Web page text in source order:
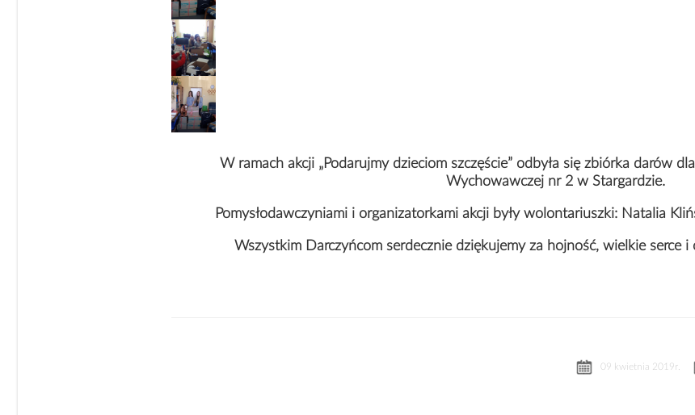
W ramach akcji „Podarujmy dzieciom szczęście” odbyła się zbiórka darów
Wychowawczej nr 2 w Stargardzie.
Pomysłodawczyniami i organizatorkami akcji były wolontariuszki: Natalia
Wszystkim Darczyńcom serdecznie dziękujemy za hojność, wielkie serce
09 kwietnia 2019r.